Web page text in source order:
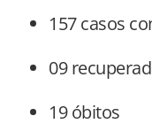
157 casos
09
19 óbitos